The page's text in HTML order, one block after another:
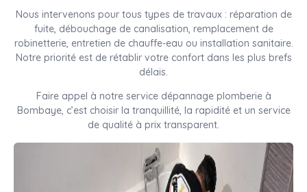
Nous intervenons pour tous types de travaux : réparation de
fuite, débouchage de canalisation, remplacement de
robinetterie, entretien de chauffe-eau ou installation sanitaire.
Notre priorité est de rétablir votre confort dans les plus brefs
délais.
Faire appel à notre service dépannage plomberie à
Bombaye, c’est choisir la tranquillité, la rapidité et un service
de qualité à prix transparent.